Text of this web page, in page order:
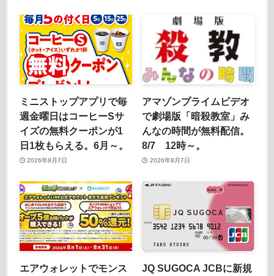
ミニストップアプリで毎
週金曜日はコーヒーSサ
イズの無料クーポンが1
日1枚もらえる。6月～。
2026年8月7日
アマゾンプライムビデオ
で劇場版「暗殺教室」み
んなの時間が無料配信。
8/7 12時～。
2026年8月7日
エアウォレットでモンス
JQ SUGOCA JCBに新規